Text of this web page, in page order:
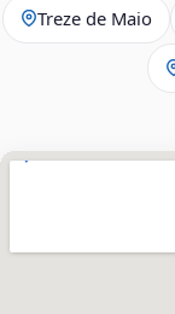
Treze de Maio